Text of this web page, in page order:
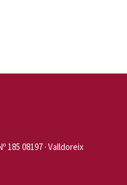
185 08197 · Valldoreix